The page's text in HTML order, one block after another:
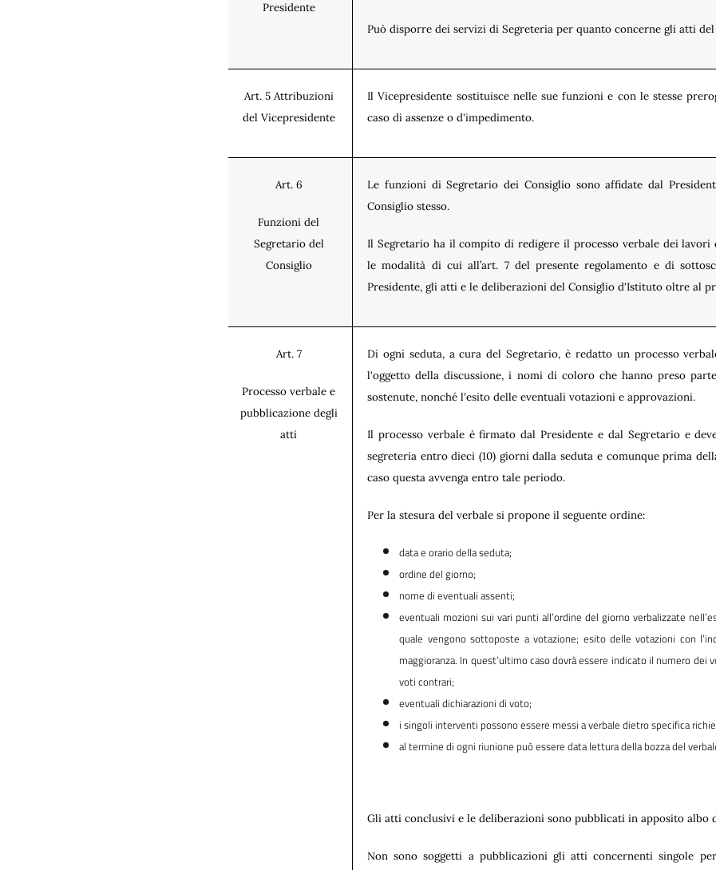
Presidente
Può disporre dei servizi di Segreteria per quanto concerne gli atti del
Art. 5 Attribuzioni
del Vicepresidente
Il Vicepresidente sostituisce nelle sue funzioni e con le stesse
caso di assenze o d'impedimento.
Art. 6
Funzioni del
Segretario del
Consiglio
Le funzioni di Segretario dei Consiglio sono affidate dal
Consiglio stesso.
Il Segretario ha il compito di redigere il processo verbale dei lavori
le modalità di cui all’art. 7 del presente regolamento e di
Presidente, gli atti e le deliberazioni del Consiglio d'Istituto oltre al
Art. 7
Processo verbale e
pubblicazione degli
atti
Di ogni seduta, a cura del Segretario, è redatto un processo
l'oggetto della discussione, i nomi di coloro che hanno preso
sostenute, nonché l'esito delle eventuali votazioni e approvazioni.
Il processo verbale è firmato dal Presidente e dal Segretario e
segreteria entro dieci (10) giorni dalla seduta e comunque prima
caso questa avvenga entro tale periodo.
Per la stesura del verbale si propone il seguente ordine:
data e orario della seduta;
ordine del giorno;
nome di eventuali assenti;
eventuali mozioni sui vari punti all’ordine del giorno verbalizzate
quale vengono sottoposte a votazione; esito delle votazioni con
maggioranza. In quest’ultimo caso dovrà essere indicato il numero dei
voti contrari;
eventuali dichiarazioni di voto;
i singoli interventi possono essere messi a verbale dietro specifica
al termine di ogni riunione può essere data lettura della bozza del
Gli atti conclusivi e le deliberazioni sono pubblicati in apposito albo
Non sono soggetti a pubblicazioni gli atti concernenti singole